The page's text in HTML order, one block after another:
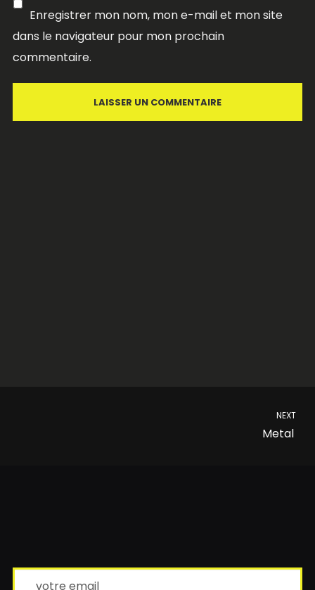
Enregistrer mon nom, mon e-mail et mon site
dans le navigateur pour mon prochain
commentaire.
NEXT
Metal